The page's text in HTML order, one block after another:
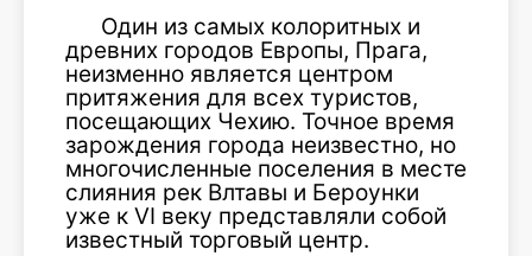
Один из самых колоритных и
древних городов Европы, Прага,
неизменно является центром
притяжения для всех туристов,
посещающих Чехию. Точное время
зарождения города неизвестно, но
многочисленные поселения в месте
слияния рек Влтавы и Бероунки
уже к VI веку представляли собой
известный торговый центр.